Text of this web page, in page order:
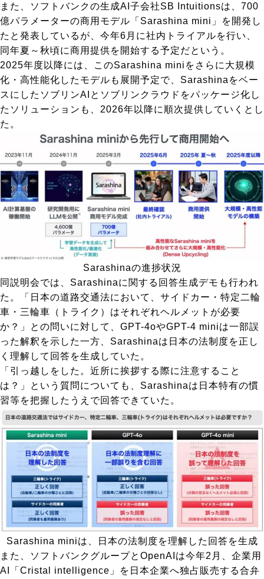
また、ソフトバンクの生成AI子会社SB Intuitionsは、700
億パラメーターの商用モデル「Sarashina mini」を開発し
たと発表しているが、今年6月に社内トライアルを行い、
同年夏～秋頃に商用提供を開始する予定だという。
2025年度以降には、このSarashina miniをさらに大規模
化・高性能化したモデルも展開予定で、Sarashinaをベー
スにしたソブリンAIとソブリンクラウドをパッケージ化し
たソリューションも、2026年以降に順次提供していくとし
た。
Sarashinaの進捗状況
同説明会では、Sarashinaに関する回答生成デモも行われ
た。「日本の道路交通法において、サイドカー・特定二輪
車・三輪車（トライク）はそれぞれヘルメットが必要
か？」との問いに対して、GPT-4oやGPT-4 miniは一部誤
った解釈を示した一方、Sarashinaは日本の法制度を正し
く理解して回答を生成していた。
「引っ越しをした。近所に挨拶する際に注意すること
は？」という質問についても、Sarashinaは日本特有の慣
習等を把握したうえで回答できていた。
Sarashina miniは、日本の法制度を理解した回答を生成
また、ソフトバンクグループとOpenAIは今年2月、企業用
AI「Cristal intelligence」を日本企業へ独占販売する合弁